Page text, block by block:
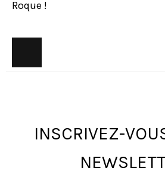
Roque !
INSCRIVEZ-